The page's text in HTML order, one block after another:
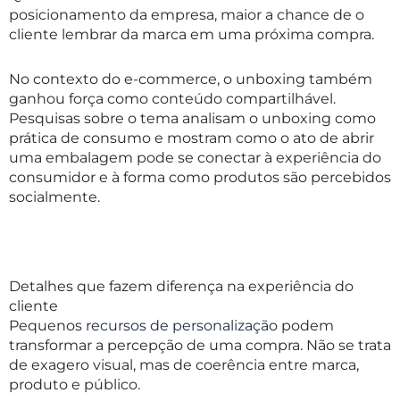
posicionamento da empresa, maior a chance de o
cliente lembrar da marca em uma próxima compra.
No contexto do e-commerce, o unboxing também
ganhou força como conteúdo compartilhável.
Pesquisas sobre o tema analisam o unboxing como
prática de consumo e mostram como o ato de abrir
uma embalagem pode se conectar à experiência do
consumidor e à forma como produtos são percebidos
socialmente.
Detalhes que fazem diferença na experiência do
cliente
Pequenos recursos de personalização podem
transformar a percepção de uma compra. Não se trata
de exagero visual, mas de coerência entre marca,
produto e público.